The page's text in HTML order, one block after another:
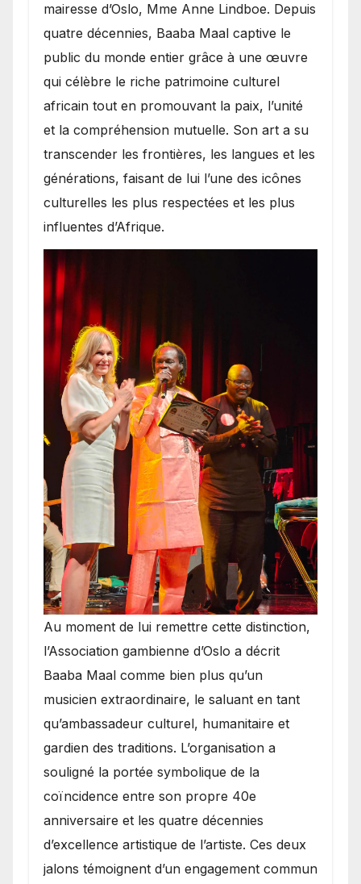
mairesse d’Oslo, Mme Anne Lindboe. Depuis
quatre décennies, Baaba Maal captive le
public du monde entier grâce à une œuvre
qui célèbre le riche patrimoine culturel
africain tout en promouvant la paix, l’unité
et la compréhension mutuelle. Son art a su
transcender les frontières, les langues et les
générations, faisant de lui l’une des icônes
culturelles les plus respectées et les plus
influentes d’Afrique.
​Au moment de lui remettre cette distinction,
l’Association gambienne d’Oslo a décrit
Baaba Maal comme bien plus qu’un
musicien extraordinaire, le saluant en tant
qu’ambassadeur culturel, humanitaire et
gardien des traditions. L’organisation a
souligné la portée symbolique de la
coïncidence entre son propre 40e
anniversaire et les quatre décennies
d’excellence artistique de l’artiste. Ces deux
jalons témoignent d’un engagement commun